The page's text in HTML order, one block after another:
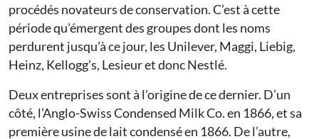
procédés novateurs de conservation. C’est à cette
période qu’émergent des groupes dont les noms
perdurent jusqu’à ce jour, les Unilever, Maggi, Liebig,
Heinz, Kellogg’s, Lesieur et donc Nestlé.
Deux entreprises sont à l’origine de ce dernier. D’un
côté, l’Anglo-Swiss Condensed Milk Co. en 1866, et sa
première usine de lait condensé en 1866. De l’autre,